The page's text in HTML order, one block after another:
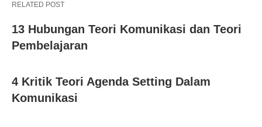
RELATED POST
13 Hubungan Teori Komunikasi dan Teori
Pembelajaran
4 Kritik Teori Agenda Setting Dalam
Komunikasi